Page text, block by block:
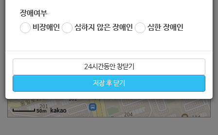
장애여부
비장애인
심하지 않은 장애인 심한 장애인
24시간동안 창닫기
저장 후 닫기
50m